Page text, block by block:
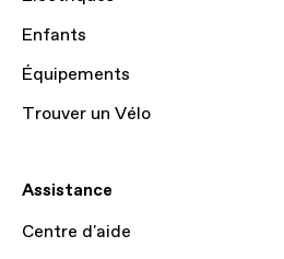
Enfants
Équipements
Trouver un Vélo
Assistance
Centre d'aide